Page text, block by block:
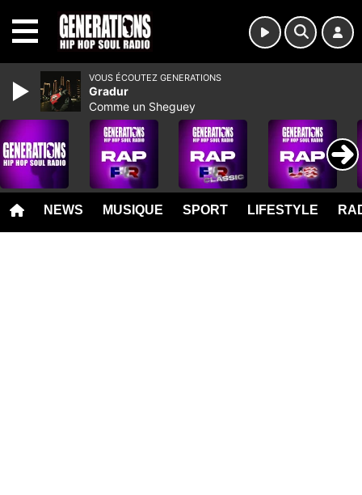
NEWS MUSIQUE SPORT LIFESTYLE
VOUS ÉCOUTEZ GENERATIONS
Gradur
Comme un Sheguey